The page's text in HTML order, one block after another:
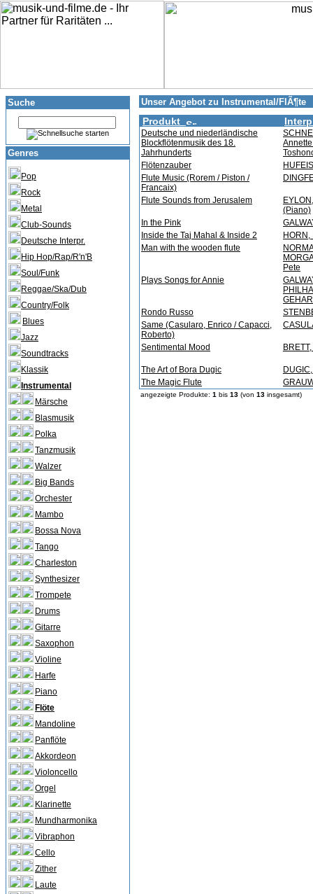
Suche
Genres
Pop
Rock
Metal
Club-Sounds
Deutsche Interpr.
Hip Hop/Rap/R'n'B
Soul/Funk
Reggae/Ska/Dub
Country/Folk
Blues
Jazz
Soundtracks
Klassik
Instrumental
Märsche
Blasmusik
Polka
Tanzmusik
Walzer
Big Bands
Orchester
Mambo
Bossa Nova
Tango
Charleston
Synthesizer
Trompete
Drums
Gitarre
Saxophon
Violine
Harfe
Piano
Flöte
Mandoline
Panflöte
Akkordeon
Violoncello
Orgel
Klarinette
Mundharmonika
Vibraphon
Cello
Zither
Laute
Unser Angebot zu Instrumental/FlÃ¶te
Produkt
Deutsche und niederländische
Blockflötenmusik des 18.
Jahrhunderts
Flötenzauber
Flute Music (Rorem / Piston /
Francaix)
Flute Sounds from Jerusalem
(Piano)
In the Pink
Inside the Taj Mahal & Inside 2
HORN,
Man with the wooden flute
Pete
Plays Songs for Annie
Rondo Russo
Same (Casularo, Enrico / Capacci,
Roberto)
Sentimental Mood
The Art of Bora Dugic
The Magic Flute
angezeigte Produkte: 1 bis 13 (von 13 insgesamt)